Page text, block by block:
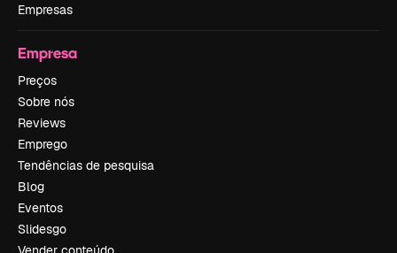
Empresas
Empresa
Preços
Sobre nós
Reviews
Emprego
Tendências de pesquisa
Blog
Eventos
Slidesgo